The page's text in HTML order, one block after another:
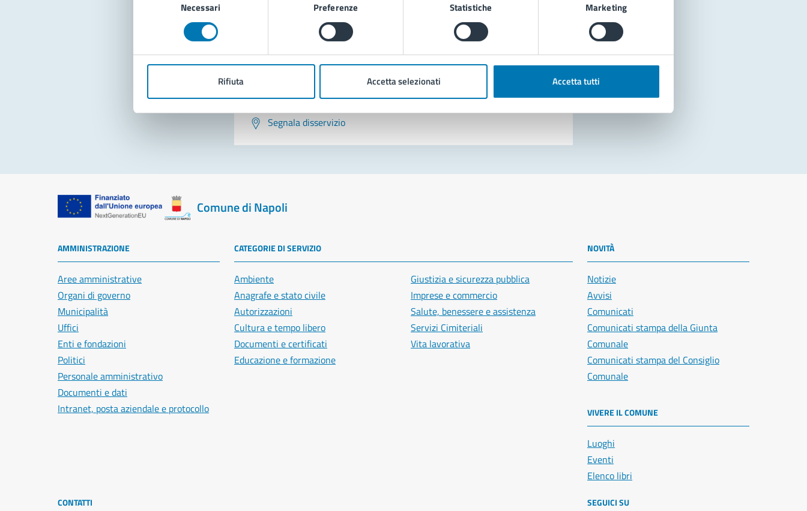
Necessari Preferenze Statistiche Marketing
Rifiuta Accetta selezionati Accetta tutti
Leggi le domande frequenti
Richiedi assistenza
Prenota appuntamento
Problemi in città
Segnala disservizio
Comune di Napoli
AMMINISTRAZIONE
Aree amministrative
Organi di governo
Municipalità
Uffici
Enti e fondazioni
Politici
Personale amministrativo
Documenti e dati
Intranet, posta aziendale e protocollo
CATEGORIE DI SERVIZIO
Ambiente
Anagrafe e stato civile
Autorizzazioni
Cultura e tempo libero
Documenti e certificati
Educazione e formazione
Giustizia e sicurezza pubblica
Imprese e commercio
Salute, benessere e assistenza
Servizi Cimiteriali
Vita lavorativa
NOVITÀ
Notizie
Avvisi
Comunicati
Comunicati stampa della Giunta
Comunale
Comunicati stampa del Consiglio
Comunale
VIVERE IL COMUNE
Luoghi
Eventi
Elenco libri
CONTATTI SEGUICI SU